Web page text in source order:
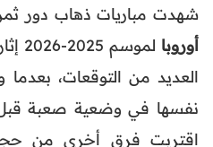
شهدت مباريات ذهاب دور
أوروبا
العديد من التوقعات،
نفسها في وضعية صعبة قبل
اقتربت فرق أخرى من حجز